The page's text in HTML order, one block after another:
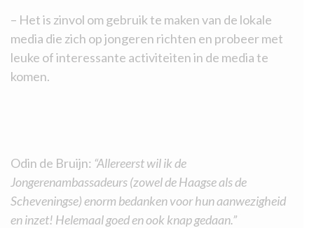
– Het is zinvol om gebruik te maken van de lokale
media die zich op jongeren richten en probeer met
leuke of interessante activiteiten in de media te
komen.
Odin de Bruijn: “Allereerst wil ik de
Jongerenambassadeurs (zowel de Haagse als de
Scheveningse) enorm bedanken voor hun aanwezigheid
en inzet! Helemaal goed en ook knap gedaan.”